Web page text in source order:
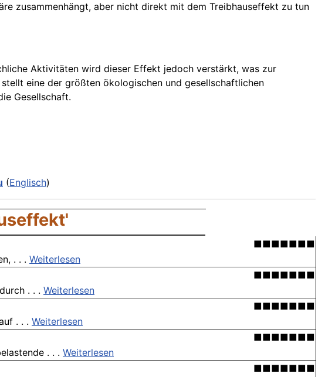
zusammenhängt, aber nicht direkt mit dem Treibhauseffekt zu tun
Aktivitäten wird dieser Effekt jedoch verstärkt, was zur
eine der größten ökologischen und gesellschaftlichen
Gesellschaft.
(Englisch)
■■■■■■■
. . . Weiterlesen
■■■■■■■
. . . Weiterlesen
■■■■■■■
. . . Weiterlesen
■■■■■■■
. . . Weiterlesen
■■■■■■■